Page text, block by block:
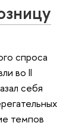
спроса
во II
себя
темпов